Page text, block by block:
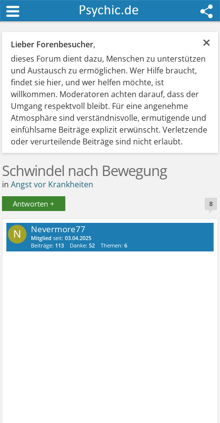
×
Lieber Forenbesucher,
dieses Forum dient dazu, Menschen zu unterstützen
und Austausch zu ermöglichen. Wer Hilfe braucht,
findet sie hier, und wer helfen möchte, ist
willkommen. Moderatoren achten darauf, dass der
Umgang respektvoll bleibt. Für eine angenehme
Atmosphäre sind verständnisvolle, ermutigende und
einfühlsame Beiträge explizit erwünscht. Verletzende
oder verurteilende Beiträge sind nicht erlaubt.
Schwindel nach Bewegung
inAngst vor Krankheiten
Antworten + 8
N Nevermore77
Mitglied seit:03.04.2025
Beiträge: 113 Danke:52 Themen:6